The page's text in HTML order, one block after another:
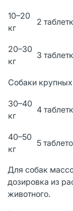
10–20
кг
2
20–30
кг
3
Собаки
30–40
кг
4
40–50
кг
5
Для собак
дозировка из
животного.